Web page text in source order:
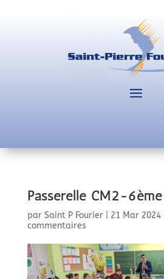
Passerelle CM2-6ème
par Saint P Fourier| 21 Mar 2024|
commentaires